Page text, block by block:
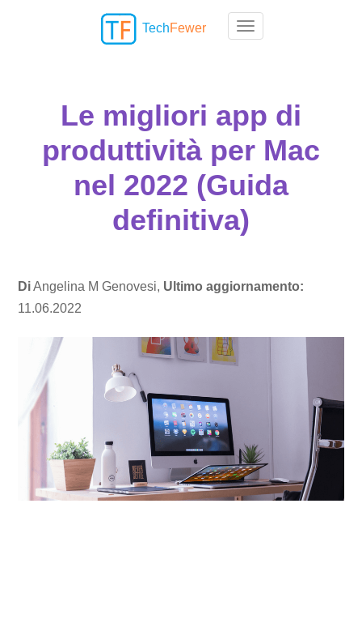
Toggle navigation
TechFewer
Le migliori app di
produttività per Mac
nel 2022 (Guida
definitiva)
DiAngelina M Genovesi, Ultimo aggiornamento:
11.06.2022